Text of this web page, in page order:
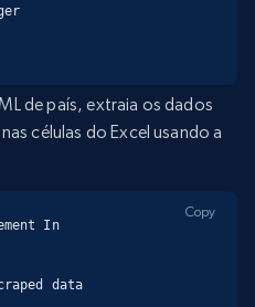
de país, extraia os dados
células do Excel usando a
In
data
Copy